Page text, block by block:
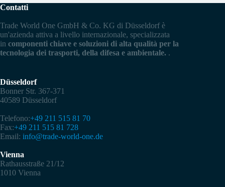
Contatti
Trade World One GmbH & Co. KG di Düsseldorf è
un'azienda attiva a livello internazionale, specializzata
in componenti chiave e soluzioni di alta qualità per la
tecnologia dei trasporti, della difesa e ambientale. .
Düsseldorf
Bonner Str. 367-371
40589 Düsseldorf
Telefono:+49 211 515 81 70
Fax:+49 211 515 81 728
Email: info@trade-world-one.de
Vienna
Rathausstraße 21/12
1010 Vienna